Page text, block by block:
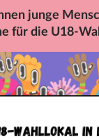
junge
für die U18-